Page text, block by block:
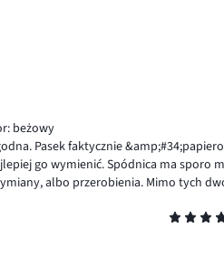
beżowy
Pasek faktycznie
go wymienić. Spódnica ma sporo
albo przerobienia. Mimo tych